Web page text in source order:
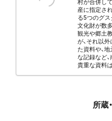
村が合併し
産に指定さ
る5つのグス
文化財が数
観光や郷土
が、それ以
た資料や、
な記録など
貴重な資料
所蔵